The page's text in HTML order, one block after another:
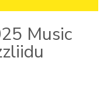
Music